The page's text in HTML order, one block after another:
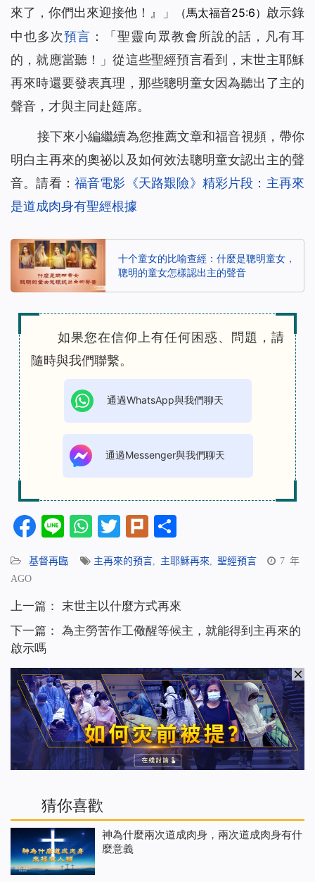
來了，你們出來迎接他！』
」 （馬太福音25:6） 啟示錄
中也多次預言 ：「聖靈向眾教會所說的話，凡有耳
的，就應當聽！
」從這些聖經預言看到，末世主耶穌
再來時還要發表真理，那些聰明童女因為聽出了主的
聲音，才與主同赴筵席。
接下來小編繼續為您推薦文章和福音視頻，帶你
明白主再來的奧祕以及如何效法聰明童女認出主的聲
音。請看： 福音電影《天路艱險》精彩片段：主再來
是道成肉身有聖經根據
十个童女的比喻查經：什麼是聰明童女，
聰明的童女怎樣認出主的聲音
如果您在信仰上有任何困惑、問題，請
隨時與我們聯繫。
通過WhatsApp與我們聊天
通過Messenger與我們聊天
Facebook
LineWhatsApp
Twitter
Plurk
享
基督再臨 主再來的預言 主耶穌再來 聖經預言
7 年
AGO
上一篇： 末世主以什麼方式再來
下一篇： 為主勞苦作工儆醒等候主，就能得到主再來的
啟示嗎
猜你喜歡
神為什麼兩次道成肉身，兩次道成肉身有什
麼意義